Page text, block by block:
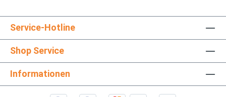
Service-Hotline
Shop Service
Informationen